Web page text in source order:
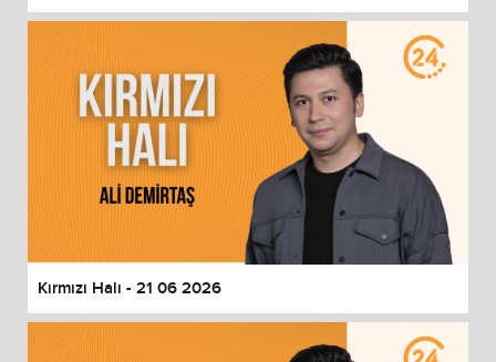
Kırmızı Halı - 21 06 2026